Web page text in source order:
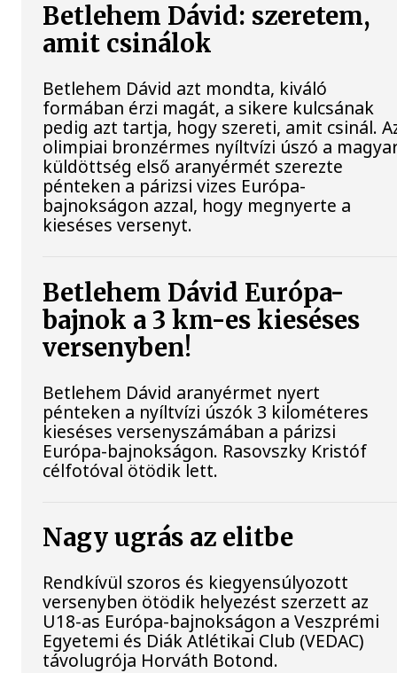
Betlehem Dávid: szeretem,
amit csinálok
Betlehem Dávid azt mondta, kiváló
formában érzi magát, a sikere kulcsának
pedig azt tartja, hogy szereti, amit csinál.
olimpiai bronzérmes nyíltvízi úszó a
küldöttség első aranyérmét szerezte
pénteken a párizsi vizes Európa-
bajnokságon azzal, hogy megnyerte a
kieséses versenyt.
Betlehem Dávid Európa-
bajnok a 3 km-es kieséses
versenyben!
Betlehem Dávid aranyérmet nyert
pénteken a nyíltvízi úszók 3 kilométeres
kieséses versenyszámában a párizsi
Európa-bajnokságon. Rasovszky Kristóf
célfotóval ötödik lett.
Nagy ugrás az elitbe
Rendkívül szoros és kiegyensúlyozott
versenyben ötödik helyezést szerzett az
U18-as Európa-bajnokságon a Veszprémi
Egyetemi és Diák Atlétikai Club (VEDAC)
távolugrója Horváth Botond.